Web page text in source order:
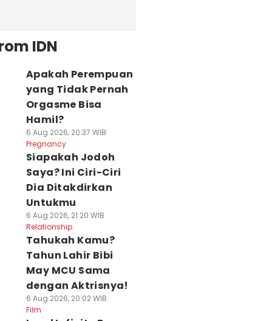
IDN
Apakah Perempuan
yang Tidak Pernah
Orgasme Bisa
Hamil?
6 Aug 2026, 20:37 WIB
Pregnancy
Siapakah Jodoh
Saya? Ini Ciri-Ciri
Dia Ditakdirkan
Untukmu
6 Aug 2026, 21:20 WIB
Relationship
Tahukah Kamu?
Tahun Lahir Bibi
May MCU Sama
dengan Aktrisnya!
6 Aug 2026, 20:02 WIB
Film